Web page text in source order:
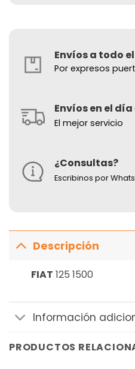
Envíos a todo
Por expresos
Envíos en el día
El mejor servicio
¿Consultas?
Escribinos por
Descripción
FIAT 125 1500
Información
PRODUCTOS